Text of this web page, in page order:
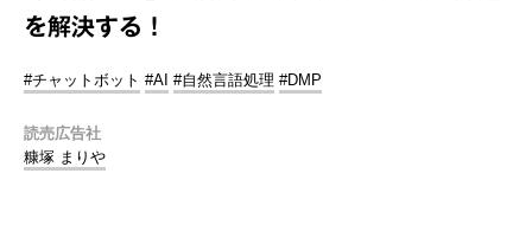
を解決する！
#チャットボット #AI #自然言語処理 #DMP
読売広告社
糠塚 まりや